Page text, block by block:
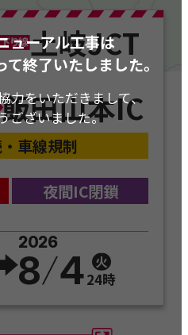
レット
下り線土岐JCT
飯田山本IC
車線規制
夜間IC閉鎖
2026
8 4 火
24時
ューアル工事は
終了いたしました。
力をいただきまして、
ございました。